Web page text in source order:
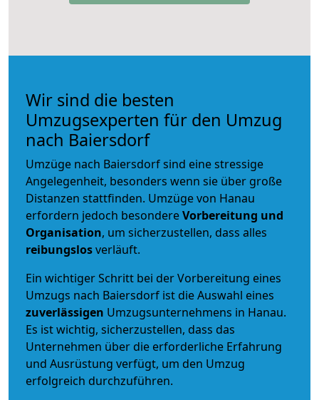
Wir sind die besten
Umzugsexperten für den Umzug
nach Baiersdorf
Umzüge nach Baiersdorf sind eine stressige
Angelegenheit, besonders wenn sie über große
Distanzen stattfinden. Umzüge von Hanau
erfordern jedoch besondereVorbereitung und
Organisation, um sicherzustellen, dass alles
reibungslosverläuft.
Ein wichtiger Schritt bei der Vorbereitung eines
Umzugs nach Baiersdorf ist die Auswahl eines
zuverlässigen Umzugsunternehmens in Hanau.
Es ist wichtig, sicherzustellen, dass das
Unternehmen über die erforderliche Erfahrung
und Ausrüstung verfügt, um den Umzug
erfolgreich durchzuführen.